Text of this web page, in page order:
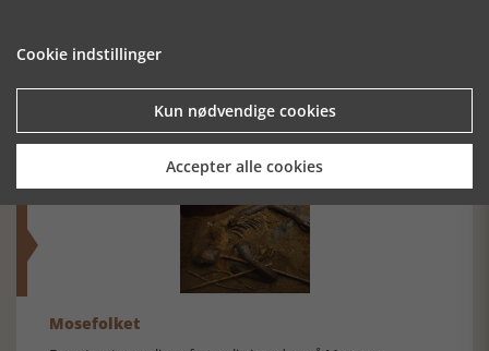
BLIVER
FOLKEEJE
DYBBØL
Mosefolket
Cookie indstillinger
Kun nødvendige cookies
Accepter alle cookies